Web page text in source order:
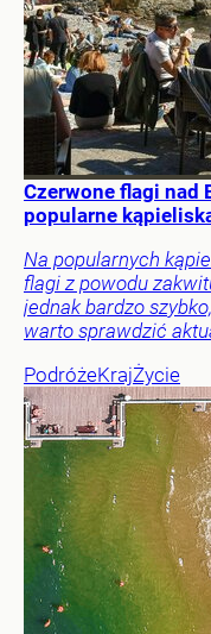
Czerwone flagi nad
popularne
Na popularnych
flagi z powodu
jednak bardzo
warto sprawdzić
PodróżeKrajŻycie